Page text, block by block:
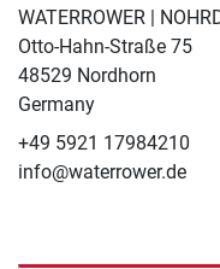
WATERROWER |
Otto-Hahn-Straße 75
48529 Nordhorn
Germany
+49 5921 17984210
info@waterrower.de